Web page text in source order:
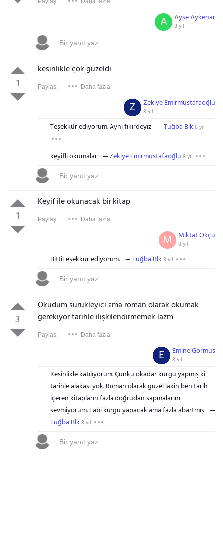
Ayşe Aykenar
8 yıl
A
1
kesinlikle çok güzeldi
Paylaş: Daha fazla
Zekiye Emirmustafaoğlu
8 yıl
Z
Teşekkür ediyorum. Aynı fikirdeyiz Tuğba Blk 8 yıl
keyifli okumalar Zekiye Emirmustafaoğlu 8 yıl
1
Keyif ile okunacak bir kitap
Paylaş: Daha fazla
Miktat Okçu
8 yıl
M
BittiTeşekkür ediyorum. Tuğba Blk 8 yıl
3
Okudum sürükleyici ama roman olarak okumak
gerekiyor tarihle ilişkilendirmemek lazm
Paylaş: Daha fazla
Emine Gormus
8 yıl
E
Kesinlikle katılıyorum. Çünkü okadar kurgu yapmış ki
tarihle alakası yok. Roman olarak güzel lakin ben tarih
içeren kitapların fazla doğrudan sapmalarını
sevmiyorum. Tabi kurgu yapacak ama fazla abartmış
Tuğba Blk 8 yıl